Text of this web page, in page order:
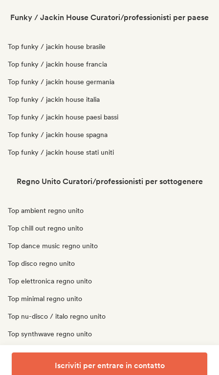
Funky / Jackin House Curatori/professionisti per paese
Top funky / jackin house brasile
Top funky / jackin house francia
Top funky / jackin house germania
Top funky / jackin house italia
Top funky / jackin house paesi bassi
Top funky / jackin house spagna
Top funky / jackin house stati uniti
Regno Unito Curatori/professionisti per sottogenere
Top ambient regno unito
Top chill out regno unito
Top dance music regno unito
Top disco regno unito
Top elettronica regno unito
Top minimal regno unito
Top nu-disco / italo regno unito
Top synthwave regno unito
Top techno regno unito
Top trip hop regno unitoIscriviti per entrare in contatto